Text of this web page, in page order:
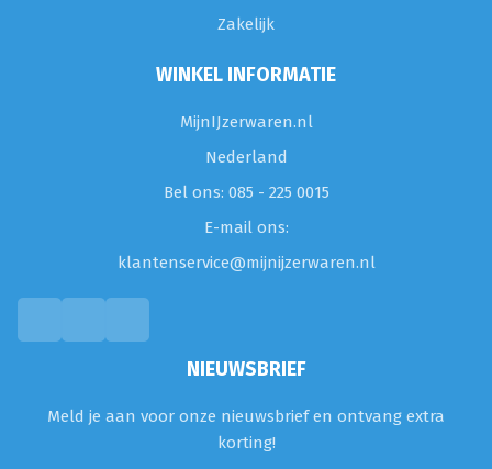
Zakelijk
WINKEL INFORMATIE
MijnIJzerwaren.nl
Nederland
Bel ons: 085 - 225 0015
E-mail ons:
klantenservice@mijnijzerwaren.nl
NIEUWSBRIEF
Meld je aan voor onze nieuwsbrief en ontvang extra
korting!